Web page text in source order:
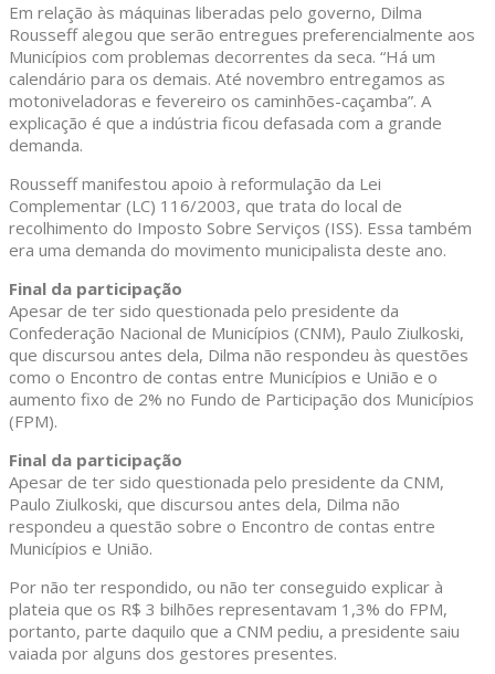
Em relação às máquinas liberadas pelo governo, Dilma
Rousseff alegou que serão entregues preferencialmente aos
Municípios com problemas decorrentes da seca. “Há um
calendário para os demais. Até novembro entregamos as
motoniveladoras e fevereiro os caminhões-caçamba”. A
explicação é que a indústria ficou defasada com a grande
demanda.
Rousseff manifestou apoio à reformulação da Lei
Complementar (LC) 116/2003, que trata do local de
recolhimento do Imposto Sobre Serviços (ISS). Essa também
era uma demanda do movimento municipalista deste ano.
Final da participação
Apesar de ter sido questionada pelo presidente da
Confederação Nacional de Municípios (CNM), Paulo Ziulkoski,
que discursou antes dela, Dilma não respondeu às questões
como o Encontro de contas entre Municípios e União e o
aumento fixo de 2% no Fundo de Participação dos Municípios
(FPM).
Final da participação
Apesar de ter sido questionada pelo presidente da CNM,
Paulo Ziulkoski, que discursou antes dela, Dilma não
respondeu a questão sobre o Encontro de contas entre
Municípios e União.
Por não ter respondido, ou não ter conseguido explicar à
plateia que os R$ 3 bilhões representavam 1,3% do FPM,
portanto, parte daquilo que a CNM pediu, a presidente saiu
vaiada por alguns dos gestores presentes.